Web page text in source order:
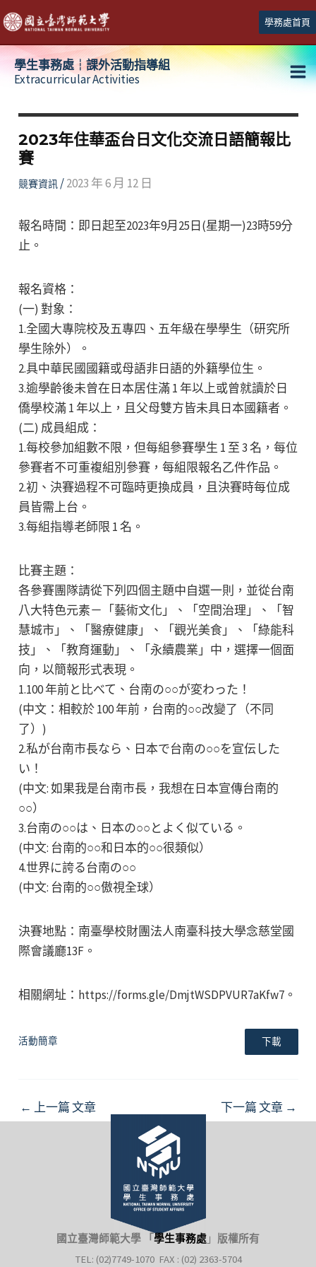
跳
至
主
學務處首頁
學生事務處┆課外活動指導組
Extracurricular Activities
2023年住華盃台日文化交流日語簡報比
賽
競賽資訊/2023 年 6 月 12 日
報名時間：即日起至2023年9月25日(星期一)23時59分
止。
報名資格：
(一) 對象：
1.全國大專院校及五專四、五年級在學學生（研究所
學生除外）。
2.具中華民國國籍或母語非日語的外籍學位生。
3.逾學齡後未曾在日本居住滿 1 年以上或曾就讀於日
僑學校滿 1 年以上，且父母雙方皆未具日本國籍者。
(二) 成員組成：
1.每校參加組數不限，但每組參賽學生 1 至 3 名，每位
參賽者不可重複組別參賽，每組限報名乙件作品。
2.初、決賽過程不可臨時更換成員，且決賽時每位成
員皆需上台。
3.每組指導老師限 1 名。
比賽主題：
各參賽團隊請從下列四個主題中自選一則，並從台南
八大特色元素－「藝術文化」、「空間治理」、「智
慧城市」、「醫療健康」、「觀光美食」、「綠能科
技」、「教育運動」、「永續農業」中，選擇一個面
向，以簡報形式表現。
1.100 年前と比べて、台南の○○が変わった！
(中文：相較於 100 年前，台南的○○改變了（不同
了）)
2.私が台南市長なら、日本で台南の○○を宣伝した
い！
(中文: 如果我是台南市長，我想在日本宣傳台南的
○○）
3.台南の○○は、日本の○○とよく似ている。
(中文: 台南的○○和日本的○○很類似）
4.世界に誇る台南の○○
(中文: 台南的○○傲視全球）
決賽地點：南臺學校財團法人南臺科技大學念慈堂國
際會議廳13F。
相關網址：https://forms.gle/DmjtWSDPVUR7aKfw7。
活動簡章 下載
Post
navigation
← 上一篇 文章 下一篇 文章 →
國立臺灣師範大學 「 學生事務處 」 版權所有
TEL: (02)7749-1070 FAX : (02) 2363-5704